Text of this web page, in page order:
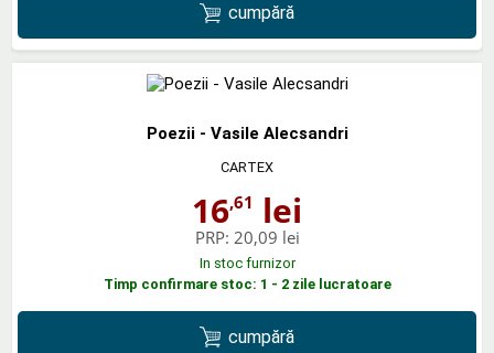
cumpără
Poezii - Vasile Alecsandri
CARTEX
16,61 lei
PRP: 20,09 lei
In stoc furnizor
Timp confirmare stoc: 1 - 2 zile lucratoare
cumpără